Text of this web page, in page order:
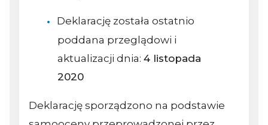
Deklarację została ostatnio
poddana przeglądowi i
aktualizacji dnia: 4 listopada
2020
Deklarację sporządzono na podstawie